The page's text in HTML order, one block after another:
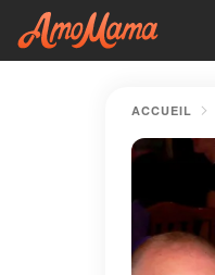
ACCUEIL